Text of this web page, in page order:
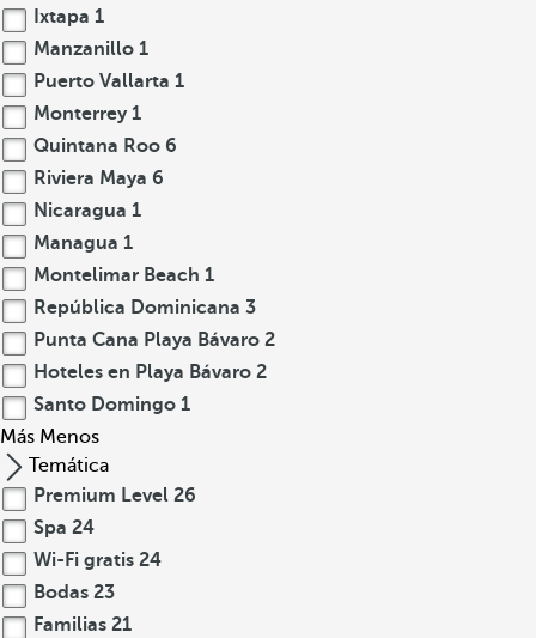
Ixtapa 1
Manzanillo 1
Puerto Vallarta 1
Monterrey 1
Quintana Roo 6
Riviera Maya 6
Nicaragua 1
Managua 1
Montelimar Beach 1
República Dominicana 3
Punta Cana Playa Bávaro 2
Hoteles en Playa Bávaro 2
Santo Domingo 1
Más Menos
Temática
Premium Level 26
Spa 24
Wi-Fi gratis 24
Bodas 23
Familias 21